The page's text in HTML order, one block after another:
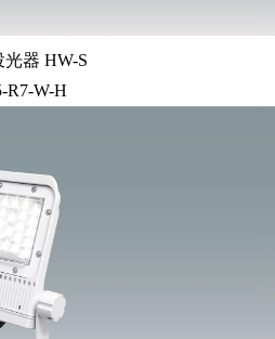
器 HW-S
R7-W-H